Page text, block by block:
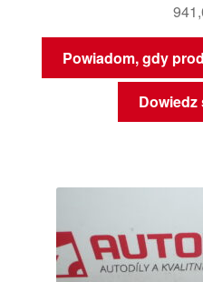
Powiadom, gdy
Dowiedz